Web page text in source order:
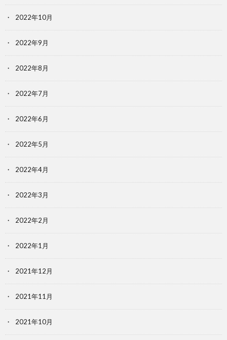
2022年10月
2022年9月
2022年8月
2022年7月
2022年6月
2022年5月
2022年4月
2022年3月
2022年2月
2022年1月
2021年12月
2021年11月
2021年10月